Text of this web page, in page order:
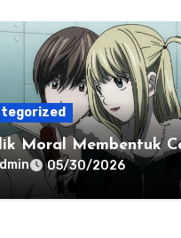
Moral Membentuk
05/30/2026